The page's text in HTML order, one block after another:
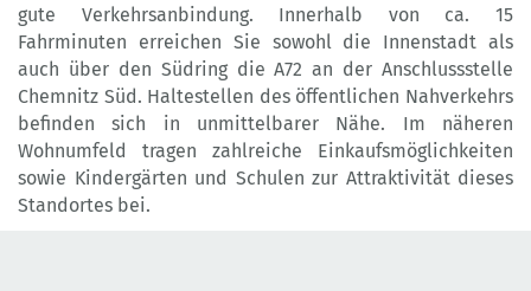
gute Verkehrsanbindung. Innerhalb von ca. 15
Fahrminuten erreichen Sie sowohl die Innenstadt als
auch über den Südring die A72 an der Anschlussstelle
Chemnitz Süd. Haltestellen des öffentlichen Nahverkehrs
befinden sich in unmittelbarer Nähe. Im näheren
Wohnumfeld tragen zahlreiche Einkaufsmöglichkeiten
sowie Kindergärten und Schulen zur Attraktivität dieses
Standortes bei.